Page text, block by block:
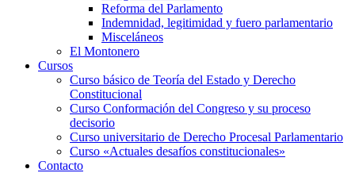
Reforma del Parlamento
Indemnidad, legitimidad y fuero parlamentario
Misceláneos
El Montonero
Cursos
Curso básico de Teoría del Estado y Derecho
Constitucional
Curso Conformación del Congreso y su proceso
decisorio
Curso universitario de Derecho Procesal Parlamentario
Curso «Actuales desafíos constitucionales»
Contacto